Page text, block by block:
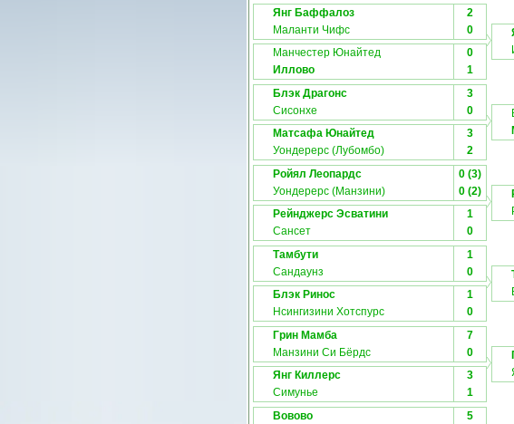
Янг Баффалоз
2
Маланти Чифс
0
Манчестер Юнайтед
0
Иллово
1
Блэк Драгонс
3
Сисонхе
0
Матсафа Юнайтед
3
Уондерерс (Лубомбо)
2
Ройял Леопардс
0 (3)
Уондерерс (Манзини)
0 (2)
Рейнджерс Эсватини
1
Сансет
0
Тамбути
1
Сандаунз
0
Блэк Ринос
1
Нсингизини Хотспурс
0
Грин Мамба
7
Манзини Cи Бёрдс
0
Янг Киллерс
3
Симунье
1
Вовово 5